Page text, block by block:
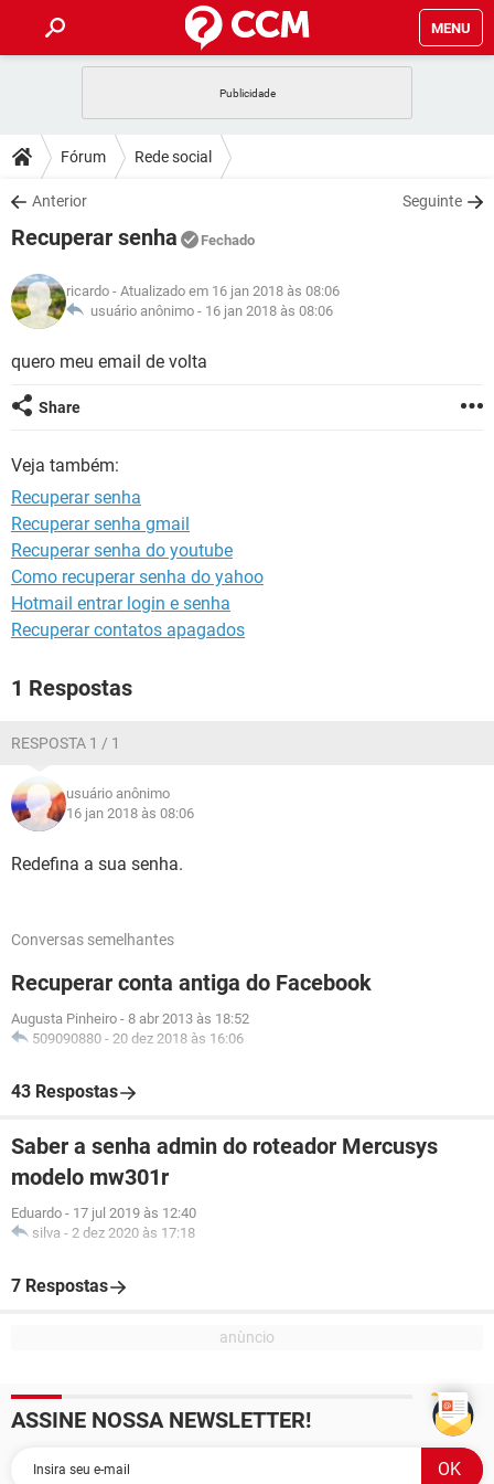
MENU
CELULAR
OUTLOOK
INSTAGRAM
GUIA DE COMPRAS
DICAS
JOGOS
INSTAGRAM GMAIL
GUIA DE COMPRAS
DOWNLOADS
JOGOS
CELULAR
OUTLOOK EXCEL
FÓRUM
JOGOS WHATSAPP
CELULAR
OUTLOOK
INSTAGRAM
GLOSSÁRIO
INSTAGRAM
GUIA DE COMPRAS
Fórum Rede social
Anterior Seguinte
Recuperar senha Fechado
ricardo - Atualizado em 16 jan 2018 às 08:06
usuário anônimo - 16 jan 2018 às 08:06
quero meu email de volta
Share
Veja também:
Recuperar senha
Recuperar senha gmail
Recuperar senha do youtube
Como recuperar senha do yahoo
Hotmail entrar login e senha
Recuperar contatos apagados
1 Respostas
RESPOSTA 1 / 1
usuário anônimo
16 jan 2018 às 08:06
Redefina a sua senha.
Conversas semelhantes
Recuperar conta antiga do Facebook
Augusta Pinheiro - 8 abr 2013 às 18:52
509090880 - 20 dez 2018 às 16:06
43 Respostas
Saber a senha admin do roteador Mercusys
modelo mw301r
Eduardo - 17 jul 2019 às 12:40
silva - 2 dez 2020 às 17:18
7 Respostas
ASSINE NOSSA NEWSLETTER!